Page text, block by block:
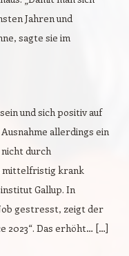
Jahren und
sagte sie im
und sich positiv auf
allerdings ein
durch
mittelfristig krank
Gallup. In
gestresst, zeigt der
2023“. Das erhöht… […]